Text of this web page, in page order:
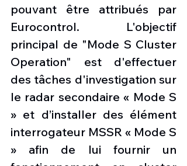
pouvant être attribués par
Eurocontrol. L'objectif
principal de "Mode S Cluster
Operation" est d'effectuer
des tâches d'investigation sur
le radar secondaire « Mode S
» et d’installer des élément
interrogateur MSSR « Mode S
» afin de lui fournir un